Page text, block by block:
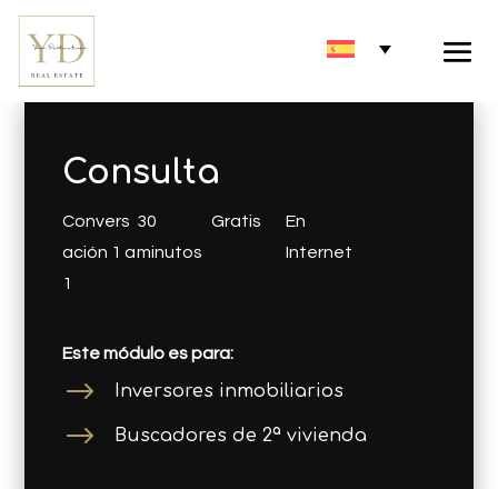
Consulta
Convers
ación 1 a
1
30
minutos
Gratis
En
Internet
Este módulo es para:
$ Inversores inmobiliarios
$ Buscadores de 2ª vivienda